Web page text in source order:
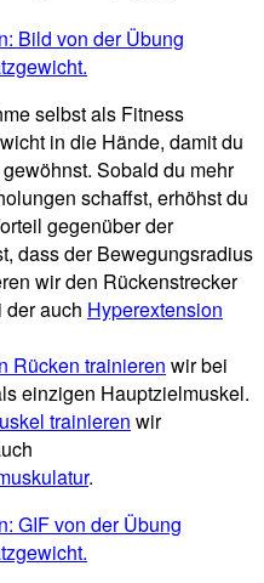
selbst als Fitness
in die Hände, damit du
Sobald du mehr
schaffst, erhöhst du
gegenüber der
dass der Bewegungsradius
wir den Rückenstrecker
der auch Hyperextension
Rücken trainieren wir bei
einzigen Hauptzielmuskel.
trainieren wir
.